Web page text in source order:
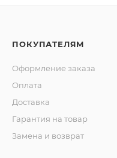
ПОКУПАТЕЛЯМ
Оформление заказа
Оплата
Доставка
Гарантия на товар
Замена и возврат